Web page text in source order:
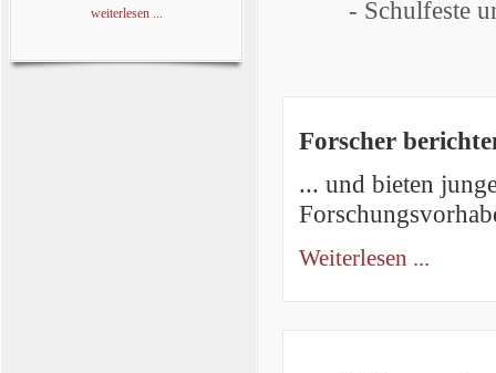
weiterlesen ...
- Schulfeste
Forscher
... und bieten
Weiterlesen ...